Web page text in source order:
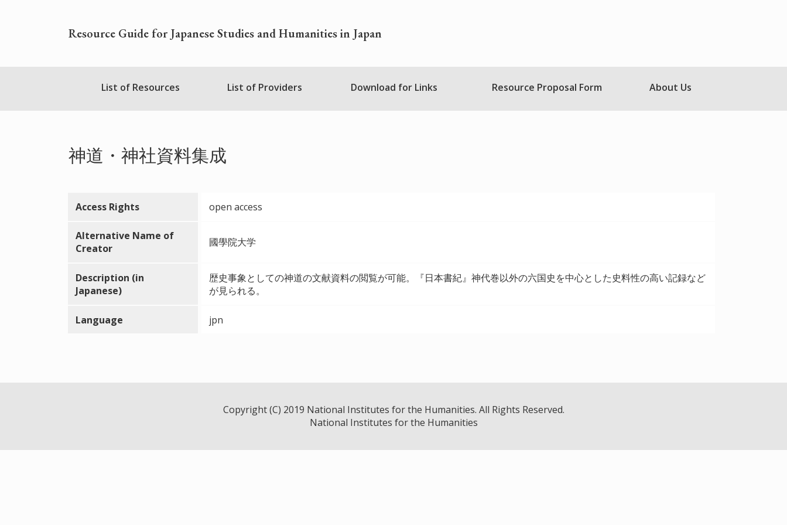
Resource Guide for Japanese Studies and Humanities in Japan
Nihudblink
List of Resources List of Providers Download for Links Resource Proposal Form About Us
神道・神社資料集成
Access Rights open access
Alternative Name of
Creator
國學院大学
Description (in
Japanese)
歴史事象としての神道の文献資料の閲覧が可能。『日本書紀』神代巻以外の六国史を中心とした史料性の高い記録など
が見られる。
Language jpn
Copyright (C) 2019 National Institutes for the Humanities. All Rights Reserved.
National Institutes for the Humanities